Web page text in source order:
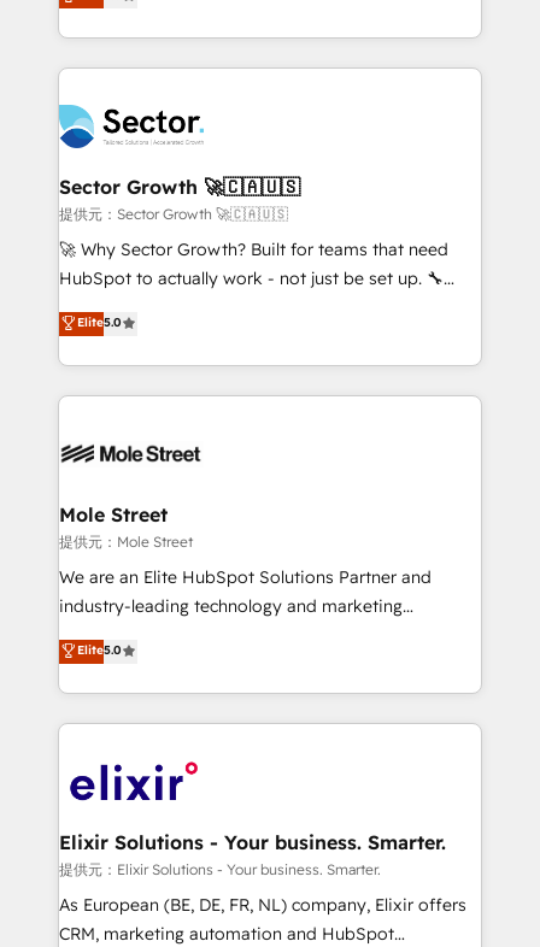
HubSpot que automatizam tarefas executam rotinas
empresas em 13 países utilizam a Nexforce. Somos
a maior parceira da HubSpot na América Latina e
líder no ranking global de sucesso do cliente da
HubSpot.
capable Agency Partners globally. We specialise in
complex CRM migrations, implementations,
integrations, custom CMS portal development,
businesses. Our teams are based in North America
and APAC. We are HubSpot's top-ranked Advanced
Implementation Certified Partner and we contribute
to their advisory council. We strive to do 'good work
with good people' and have worked with incredible
brands. You can see some of them on our website,
Sector Growth 🚀🇨🇦🇺🇸
提供元：Sector Growth 🚀🇨🇦🇺🇸
🚀 Why Sector Growth? Built for teams that need
HubSpot to actually work - not just be set up. 🔧
HubSpot Experts: Onboarding, migrations,
automation, and training built for adoption. ⚡ Highly
Technical Execution: ERP, EMR and Custom
Integrations; complex builds delivered in weeks, not
workflows; automation agents; process optimization
Healthcare: HIPAA implementations; secure data
workflows 💼 Financial Services: compliant
workflows; audit-ready reporting ⚖️ Legal: client
intake; pipeline and document workflows 🛒 E-
revenue automation 🏢 Real Estate: deal pipelines;
portfolio and lifecycle management 🏭
HIPAA-aware; CASL-compliant; GDPR-ready
implementations where required 💡 Why 500+
built to scale.
Elite5.0
Mole Street
提供元：Mole Street
We are an Elite HubSpot Solutions Partner and
industry-leading technology and marketing
consultancy. Our focus is on enterprise and mid-
market B2B companies globally that want a strategic
approach to execute their goals through creative
applications of our solutions; Technical HubSpot
Design, Migrations + Integrations. Mole Street’s
greatness, which is achieved through creating
absolute clarity, derived from a well-defined
strategy, executed well, and reported on with clear
results. The culture is driven by core values; Joy, Grit,
Elite5.0
Elixir Solutions - Your business. Smarter.
提供元：Elixir Solutions - Your business. Smarter.
As European (BE, DE, FR, NL) company, Elixir offers
CRM, marketing automation and HubSpot